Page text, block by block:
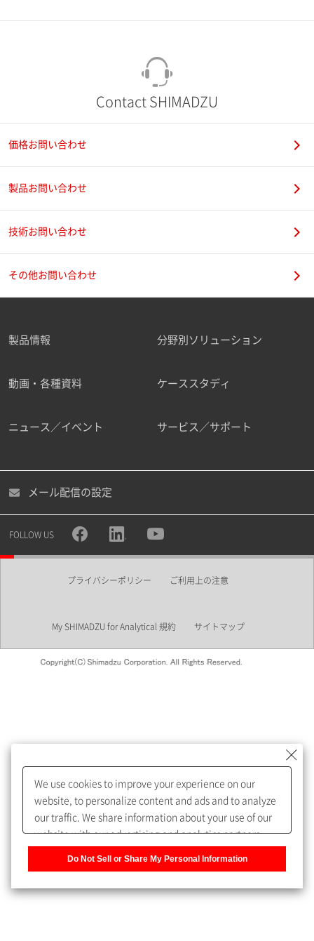
ご勤務先
職種
めします。
My SHIMADZU for Analyticalへ登録いただくと、技術情報や
取扱説明書・Webinarなどの閲覧ができます。
うになります。
Contact SHIMADZU
価格お問い合わせ
製品お問い合わせ
技術お問い合わせ
その他お問い合わせ
製品情報 分野別ソリューション
動画・各種資料 ケーススタディ
ニュース／イベント サービス／サポート
メール配信の設定
FOLLOW US
プライバシーポリシー ご利用上の注意
My SHIMADZU for Analytical 規約 サイトマップ
We use cookies to improve your experience on our
website, to personalize content and ads and to analyze
our traffic. We share information about your use of our
website with our advertising and analytics partners,
Do Not Sell or Share My Personal Information